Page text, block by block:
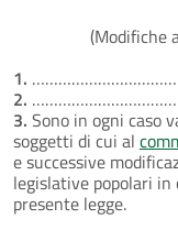
(Modifiche
1.
2.
3. Sono in ogni caso
soggetti di cui al
e successive
legislative popolari
presente legge.